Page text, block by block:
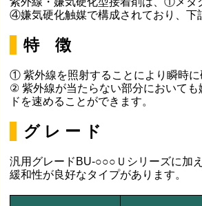
④嫌気硬化触媒で構成されており、下
特 徴
① 紫外線を照射することにより瞬時に
② 紫外線が当たらない部分において
ドを速めることができます。
グ レ ー ド
汎用グレードBU-○○○Ｕシリーズに加
緩和性が良好なタイプがあります。